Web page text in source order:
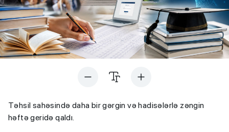
Təhsil sahəsində daha bir gərgin və hadisələrlə zəngin
həftə geridə qaldı.